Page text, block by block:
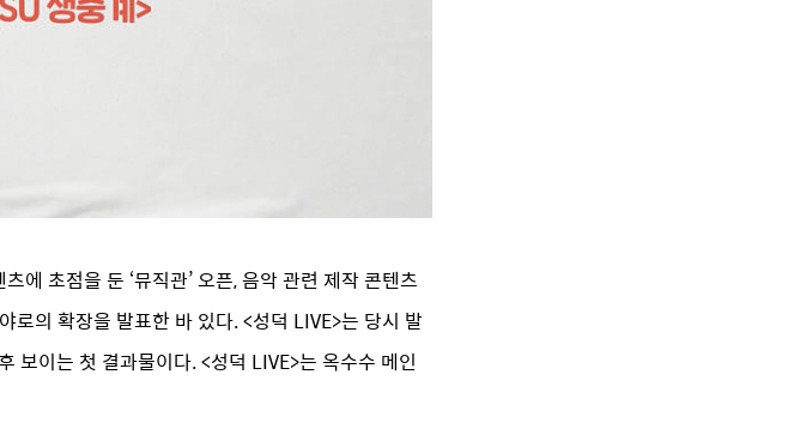
에 초점을 둔 ‘뮤직관’ 오픈, 음악 관련 제작 콘텐츠
로의 확장을 발표한 바 있다. <성덕 LIVE>는 당시 발
보이는 첫 결과물이다. <성덕 LIVE>는 옥수수 메인